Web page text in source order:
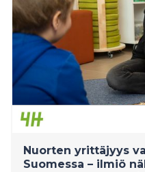
Nuorten yrittäjyys
Suomessa – ilmiö